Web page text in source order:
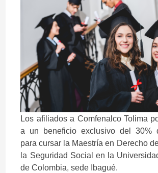
Los afiliados a Comfenalco Tolima
a un beneficio exclusivo del 30%
para cursar la Maestría en Derecho
la Seguridad Social en la
de Colombia, sede Ibagué.